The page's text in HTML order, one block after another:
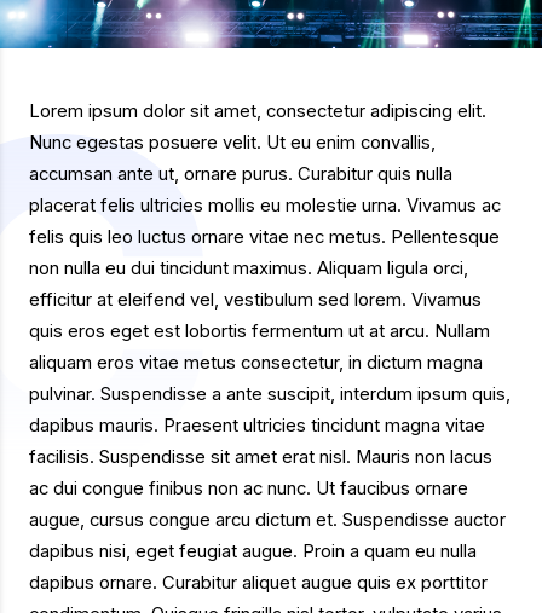
Lorem ipsum dolor sit amet, consectetur adipiscing elit.
Nunc egestas posuere velit. Ut eu enim convallis,
accumsan ante ut, ornare purus. Curabitur quis nulla
placerat felis ultricies mollis eu molestie urna. Vivamus ac
felis quis leo luctus ornare vitae nec metus. Pellentesque
non nulla eu dui tincidunt maximus. Aliquam ligula orci,
efficitur at eleifend vel, vestibulum sed lorem. Vivamus
quis eros eget est lobortis fermentum ut at arcu. Nullam
aliquam eros vitae metus consectetur, in dictum magna
pulvinar. Suspendisse a ante suscipit, interdum ipsum quis,
dapibus mauris. Praesent ultricies tincidunt magna vitae
facilisis. Suspendisse sit amet erat nisl. Mauris non lacus
ac dui congue finibus non ac nunc. Ut faucibus ornare
augue, cursus congue arcu dictum et. Suspendisse auctor
dapibus nisi, eget feugiat augue. Proin a quam eu nulla
dapibus ornare. Curabitur aliquet augue quis ex porttitor